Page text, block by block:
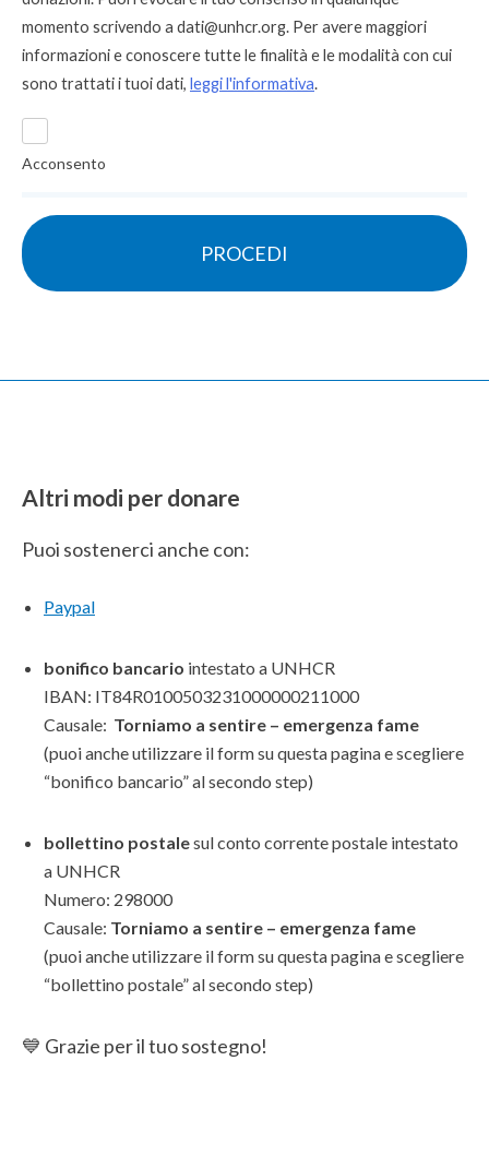
momento scrivendo a dati@unhcr.org. Per avere maggiori
informazioni e conoscere tutte le finalità e le modalità con cui
sono trattati i tuoi dati, leggi l'informativa.
Acconsento
Altri modi per donare
Puoi sostenerci anche con:
Paypal
bonifico bancario intestato a UNHCR
IBAN: IT84R0100503231000000211000
Causale: Torniamo a sentire – emergenza fame
(puoi anche utilizzare il form su questa pagina e scegliere
“bonifico bancario” al secondo step)
bollettino postalesul conto corrente postale intestato
a UNHCR
Numero: 298000
Causale: Torniamo a sentire – emergenza fame
(puoi anche utilizzare il form su questa pagina e scegliere
“bollettino postale” al secondo step)
💙 Grazie per il tuo sostegno!